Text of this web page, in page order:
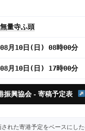
量寺ふ頭
月10日(日) 08時00分
月10日(日) 17時00分
振興協会 - 寄稿予定表
れた寄港予定をベースにし